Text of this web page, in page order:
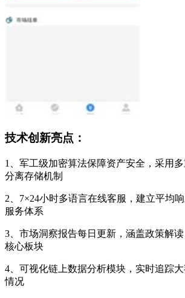
技术创新亮点：
1、军工级加密算法保障资产安全，采用
分离存储机制
2、7×24小时多语言在线客服，建立平均
服务体系
3、市场洞察报告每日更新，涵盖政策解
核心板块
4、可视化链上数据分析模块，实时追踪
情况